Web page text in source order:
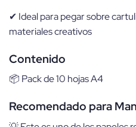
✔ Ideal para pegar sobre
materiales creativos
Contenido
📦 Pack de 10 hojas A4
Recomendado para